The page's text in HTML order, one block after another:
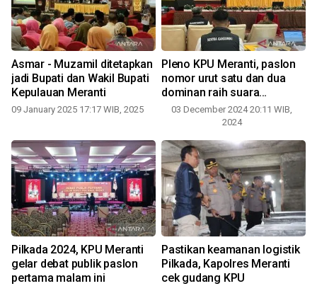
Asmar - Muzamil ditetapkan
jadi Bupati dan Wakil Bupati
Kepulauan Meranti
09 January 2025 17:17 WIB, 2025
Pleno KPU Meranti, paslon
nomor urut satu dan dua
dominan raih suara
masyarakat
03 December 2024 20:11 WIB,
2024
Pilkada 2024, KPU Meranti
gelar debat publik paslon
pertama malam ini
Pastikan keamanan logistik
Pilkada, Kapolres Meranti
cek gudang KPU